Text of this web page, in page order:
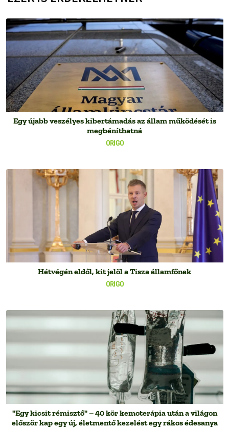
ORIGO
Egy újabb veszélyes kibertámadás az állam működését is
megbéníthatná
ORIGO
Hétvégén eldől, kit jelöl a Tisza államfőnek
"Egy kicsit rémisztő" – 40 kör kemoterápia után a világon
először kap egy új, életmentő kezelést egy rákos édesanya